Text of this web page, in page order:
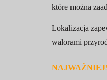
które można
Lokalizacja
walorami